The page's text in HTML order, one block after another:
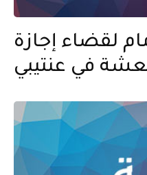
لقضاء إجازة
في عنتيبي